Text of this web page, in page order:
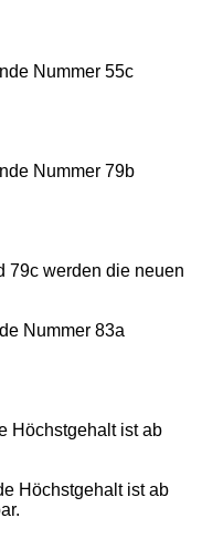
Nummer 55c
Nummer 79b
79c werden die neuen
Nummer 83a
Höchstgehalt ist ab
Höchstgehalt ist ab